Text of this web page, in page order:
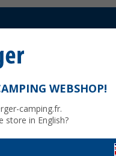
Fiamma
PVC146,- €
WEBSHOP!
camping.fr.
store in English?